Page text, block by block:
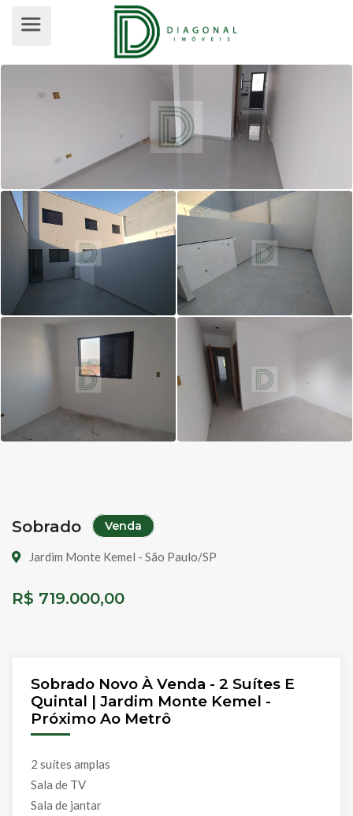
SOBRADO PARA VENDA, JARDIM
Sobrado Venda
Jardim Monte Kemel - São Paulo/SP
R$ 719.000,00
Sobrado Novo À Venda - 2 Suítes E
Quintal | Jardim Monte Kemel -
Próximo Ao Metrô
2 suítes amplas
Sala de TV
Sala de jantar